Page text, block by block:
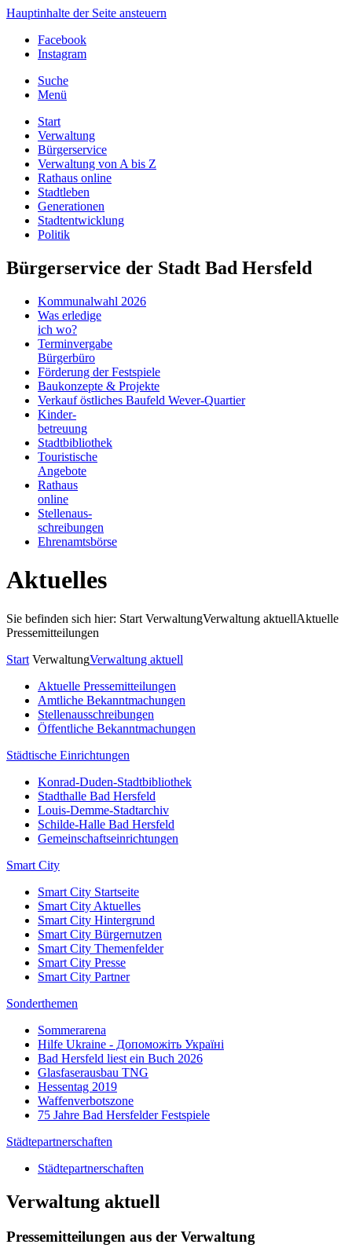
Hauptinhalte der Seite ansteuern
Facebook
Instagram
Suche
Menü
Start
Verwaltung
Bürgerservice
Verwaltung von A bis Z
Rathaus online
Stadtleben
Generationen
Stadtentwicklung
Politik
Bürgerservice der Stadt Bad Hersfeld
Kommunalwahl 2026
Was erledige
ich wo?
Terminvergabe
Bürgerbüro
Förderung der Festspiele
Baukonzepte & Projekte
Verkauf östliches Baufeld Wever-Quartier
Kinder-
betreuung
Stadtbibliothek
Touristische
Angebote
Rathaus
online
Stellenaus-
schreibungen
Ehrenamtsbörse
Aktuelles
Sie befinden sich hier: Start VerwaltungVerwaltung aktuellAktuelle
Pressemitteilungen
Start VerwaltungVerwaltung aktuell
Aktuelle Pressemitteilungen
Amtliche Bekanntmachungen
Stellenausschreibungen
Öffentliche Bekanntmachungen
Städtische Einrichtungen
Konrad-Duden-Stadtbibliothek
Stadthalle Bad Hersfeld
Louis-Demme-Stadtarchiv
Schilde-Halle Bad Hersfeld
Gemeinschaftseinrichtungen
Smart City
Smart City Startseite
Smart City Aktuelles
Smart City Hintergrund
Smart City Bürgernutzen
Smart City Themenfelder
Smart City Presse
Smart City Partner
Sonderthemen
Sommerarena
Hilfe Ukraine - Допоможіть Україні
Bad Hersfeld liest ein Buch 2026
Glasfaserausbau TNG
Hessentag 2019
Waffenverbotszone
75 Jahre Bad Hersfelder Festspiele
Städtepartnerschaften
Städtepartnerschaften
Verwaltung aktuell
Pressemitteilungen aus der Verwaltung